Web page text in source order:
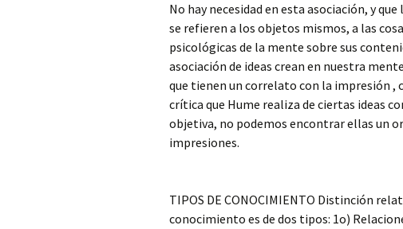
No hay necesidad en esta asociación, y
se refieren a los objetos mismos, a las
psicológicas de la mente sobre sus
asociación de ideas crean en nuestra
que tienen un correlato con la impresión ,
crítica que Hume realiza de ciertas ideas
objetiva, no podemos encontrar ellas un
impresiones.
TIPOS DE CONOCIMIENTO Distinción
conocimiento es de dos tipos: 1o)